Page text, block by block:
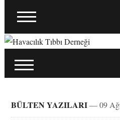
BÜLTEN YAZILARI— 09